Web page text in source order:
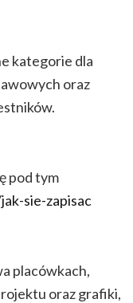
kategorie dla
oraz
pod tym
sie-zapisac
placówkach,
oraz grafiki,